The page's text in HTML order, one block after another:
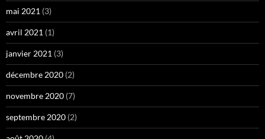
mai 2021 (3)
avril 2021 (1)
janvier 2021 (3)
décembre 2020 (2)
novembre 2020 (7)
septembre 2020 (2)